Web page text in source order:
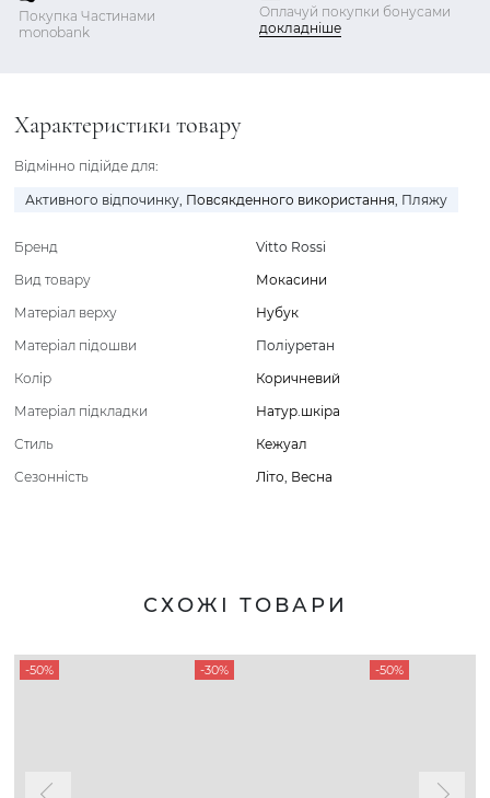
Покупка Частинами
monobank
Оплачуй покупки бонусами
докладніше
Характеристики товару
Відмінно підійде для:
Активного відпочинку, Повсякденного використання, Пляжу
Бренд
Vitto Rossi
Вид товару
Мокасини
Матеріал верху
Нубук
Матеріал підошви
Поліуретан
Колір
Коричневий
Матеріал підкладки
Натур.шкіра
Стиль
Кежуал
Сезонність
Літо, Весна
СХОЖІ ТОВАРИ
-50% -30% -50%